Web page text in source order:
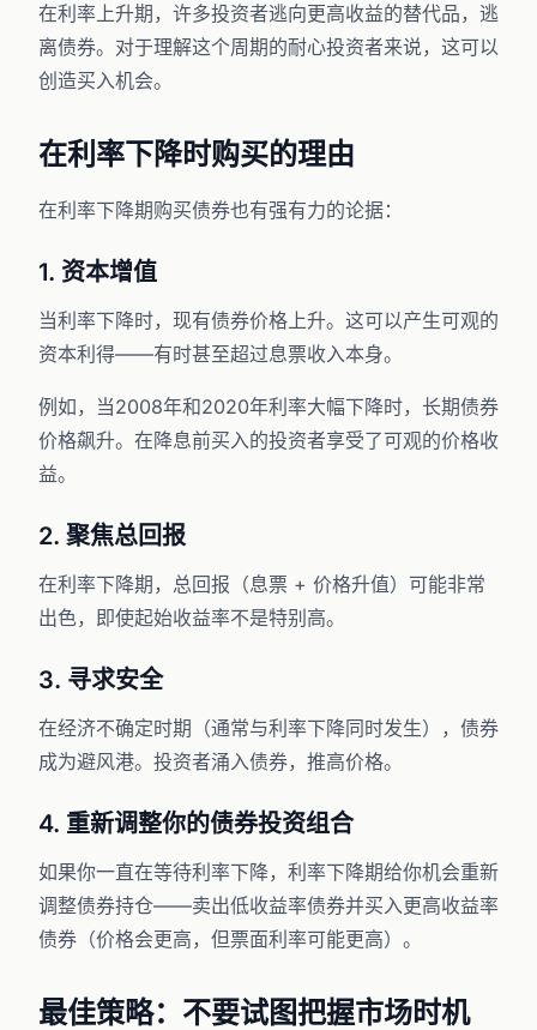
在利率上升期，许多投资者逃向更高收益的替代品，逃
离债券。对于理解这个周期的耐心投资者来说，这可以
创造买入机会。
在利率下降时购买的理由
在利率下降期购买债券也有强有力的论据：
1. 资本增值
当利率下降时，现有债券价格上升。这可以产生可观的
资本利得——有时甚至超过息票收入本身。
例如，当2008年和2020年利率大幅下降时，长期债券
价格飙升。在降息前买入的投资者享受了可观的价格收
益。
2. 聚焦总回报
在利率下降期，总回报（息票 + 价格升值）可能非常
出色，即使起始收益率不是特别高。
3. 寻求安全
在经济不确定时期（通常与利率下降同时发生），债券
成为避风港。投资者涌入债券，推高价格。
4. 重新调整你的债券投资组合
如果你一直在等待利率下降，利率下降期给你机会重新
调整债券持仓——卖出低收益率债券并买入更高收益率
债券（价格会更高，但票面利率可能更高）。
最佳策略：不要试图把握市场时机